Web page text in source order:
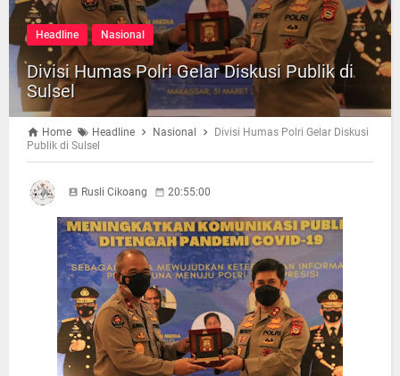
Headline Nasional
Divisi Humas Polri Gelar Diskusi Publik di
Sulsel
Home Headline Nasional
Divisi Humas Polri Gelar Diskusi
Publik di Sulsel
Rusli Cikoang 20:55:00